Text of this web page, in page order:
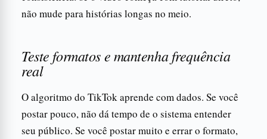
não mude para histórias longas no meio.
Teste formatos e mantenha frequência
real
O algoritmo do TikTok aprende com dados. Se você
postar pouco, não dá tempo de o sistema entender
seu público. Se você postar muito e errar o formato,